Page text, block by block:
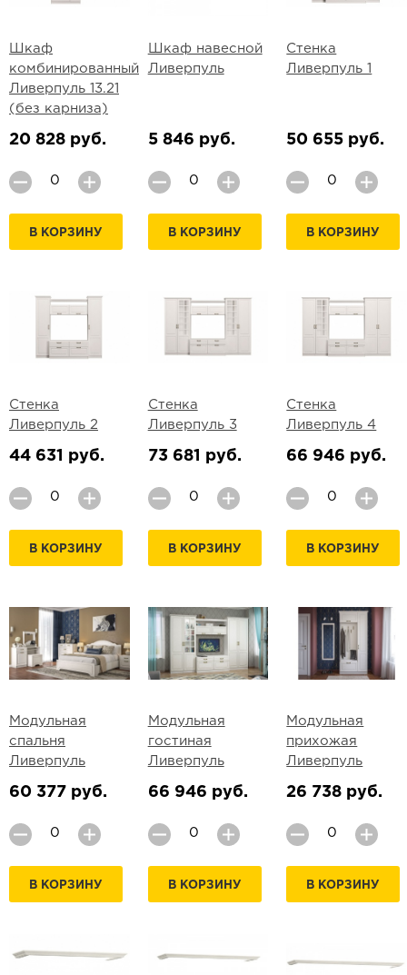
Шкаф
комбинированный
Ливерпуль 13.21
(без карниза)
20 828 руб.
В КОРЗИНУ
Шкаф навесной
Ливерпуль
5 846 руб.
В КОРЗИНУ
Стенка
Ливерпуль 1
50 655 руб.
В КОРЗИНУ
Стенка
Ливерпуль 2
44 631 руб.
В КОРЗИНУ
Стенка
Ливерпуль 3
73 681 руб.
В КОРЗИНУ
Стенка
Ливерпуль 4
66 946 руб.
В КОРЗИНУ
Модульная
спальня
Ливерпуль
60 377 руб.
В КОРЗИНУ
Модульная
гостиная
Ливерпуль
66 946 руб.
В КОРЗИНУ
Модульная
прихожая
Ливерпуль
26 738 руб.
В КОРЗИНУ